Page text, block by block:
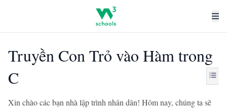
Truyền Con Trỏ vào Hàm trong
C
Xin chào các bạn nhà lập trình nhân dân! Hôm nay, chúng ta sẽ